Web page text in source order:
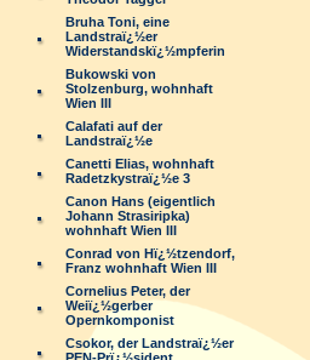
Bruha Toni, eine
Landstraï¿½er
Widerstandskï¿½mpferin
Bukowski von
Stolzenburg, wohnhaft
Wien III
Calafati auf der
Landstraï¿½e
Canetti Elias, wohnhaft
Radetzkystraï¿½e 3
Canon Hans (eigentlich
Johann Strasiripka)
wohnhaft Wien III
Conrad von Hï¿½tzendorf,
Franz wohnhaft Wien III
Cornelius Peter, der
Weiï¿½gerber
Opernkomponist
Csokor, der Landstraï¿½er